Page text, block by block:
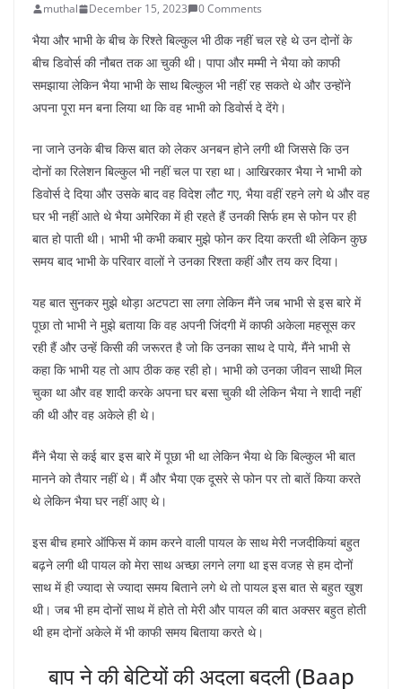
muthal December 15, 2023 0 Comments
भैया और भाभी के बीच के रिश्ते बिल्कुल भी ठीक नहीं चल रहे थे उन दोनों के
बीच डिवोर्स की नौबत तक आ चुकी थी। पापा और मम्मी ने भैया को काफी
समझाया लेकिन भैया भाभी के साथ बिल्कुल भी नहीं रह सकते थे और उन्होंने
अपना पूरा मन बना लिया था कि वह भाभी को डिवोर्स दे देंगे।
ना जाने उनके बीच किस बात को लेकर अनबन होने लगी थी जिससे कि उन
दोनों का रिलेशन बिल्कुल भी नहीं चल पा रहा था। आखिरकार भैया ने भाभी को
डिवोर्स दे दिया और उसके बाद वह विदेश लौट गए, भैया वहीं रहने लगे थे और वह
घर भी नहीं आते थे भैया अमेरिका में ही रहते हैं उनकी सिर्फ हम से फोन पर ही
बात हो पाती थी। भाभी भी कभी कबार मुझे फोन कर दिया करती थी लेकिन कुछ
समय बाद भाभी के परिवार वालों ने उनका रिश्ता कहीं और तय कर दिया।
यह बात सुनकर मुझे थोड़ा अटपटा सा लगा लेकिन मैंने जब भाभी से इस बारे में
पूछा तो भाभी ने मुझे बताया कि वह अपनी जिंदगी में काफी अकेला महसूस कर
रही हैं और उन्हें किसी की जरूरत है जो कि उनका साथ दे पाये, मैंने भाभी से
कहा कि भाभी यह तो आप ठीक कह रही हो। भाभी को उनका जीवन साथी मिल
चुका था और वह शादी करके अपना घर बसा चुकी थी लेकिन भैया ने शादी नहीं
की थी और वह अकेले ही थे।
मैंने भैया से कई बार इस बारे में पूछा भी था लेकिन भैया थे कि बिल्कुल भी बात
मानने को तैयार नहीं थे। मैं और भैया एक दूसरे से फोन पर तो बातें किया करते
थे लेकिन भैया घर नहीं आए थे।
इस बीच हमारे ऑफिस में काम करने वाली पायल के साथ मेरी नजदीकियां बहुत
बढ़ने लगी थी पायल को मेरा साथ अच्छा लगने लगा था इस वजह से हम दोनों
साथ में ही ज्यादा से ज्यादा समय बिताने लगे थे तो पायल इस बात से बहुत खुश
थी। जब भी हम दोनों साथ में होते तो मेरी और पायल की बात अक्सर बहुत होती
थी हम दोनों अकेले में भी काफी समय बिताया करते थे।
बाप ने की बेटियों की अदला बदली (Baap